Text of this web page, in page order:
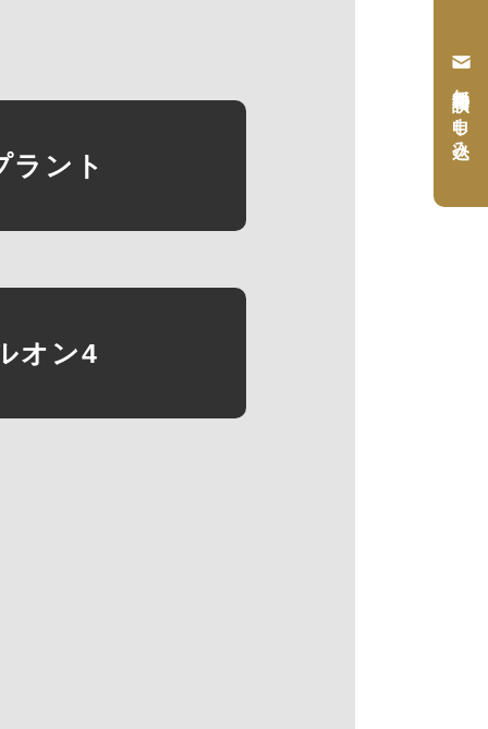
ラント
オン4
無料相談の申し込み